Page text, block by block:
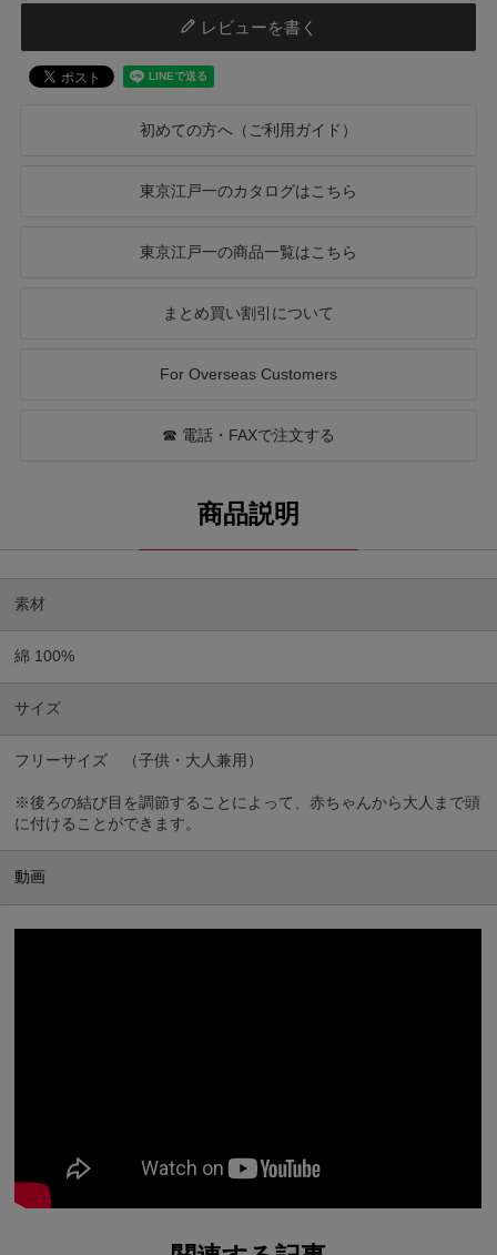
レビューを書く
初めての方へ（ご利用ガイド）
東京江戸一のカタログはこちら
東京江戸一の商品一覧はこちら
まとめ買い割引について
For Overseas Customers
☎ 電話・FAXで注文する
素材
綿 100%
サイズ
フリーサイズ （子供・大人兼用）
※後ろの結び目を調節することによって、赤ちゃんから大人まで頭
に付けることができます。